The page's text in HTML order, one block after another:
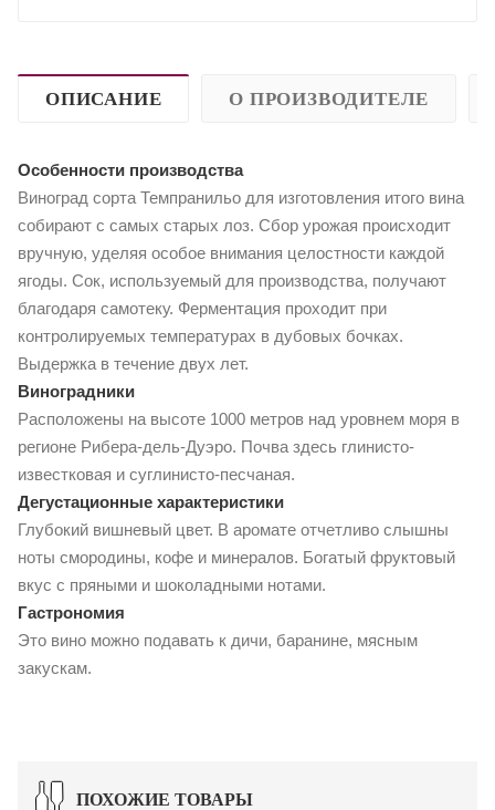
ОПИСАНИЕ О ПРОИЗВОДИТЕЛЕ
Особенности производства
Виноград сорта Темпранильо для изготовления итого вина
собирают с самых старых лоз. Сбор урожая происходит
вручную, уделяя особое внимания целостности каждой
ягоды. Сок, используемый для производства, получают
благодаря самотеку. Ферментация проходит при
контролируемых температурах в дубовых бочках.
Выдержка в течение двух лет.
Виноградники
Расположены на высоте 1000 метров над уровнем моря в
регионе Рибера-дель-Дуэро. Почва здесь глинисто-
известковая и суглинисто-песчаная.
Дегустационные характеристики
Глубокий вишневый цвет. В аромате отчетливо слышны
ноты смородины, кофе и минералов. Богатый фруктовый
вкус с пряными и шоколадными нотами.
Гастрономия
Это вино можно подавать к дичи, баранине, мясным
закускам.
ПОХОЖИЕ ТОВАРЫ